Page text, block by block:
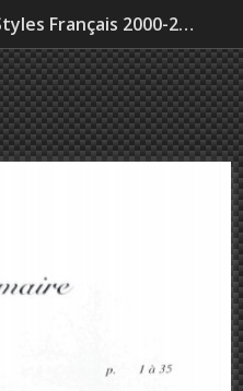
Catalogue Bronzes de Styles Français 2000-2026